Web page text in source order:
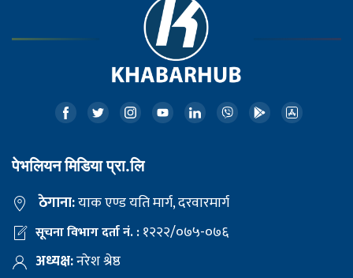
पेभलियन मिडिया प्रा.लि
ठेगाना:याक एण्ड यति मार्ग, दरवारमार्ग
सूचना विभाग दर्ता नं. :१२२२/०७५-०७६
अध्यक्ष:नरेश श्रेष्ठ